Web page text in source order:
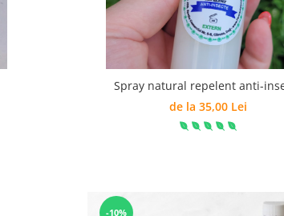
Spray natural repelent anti-
de la 35,00 Lei
-10%